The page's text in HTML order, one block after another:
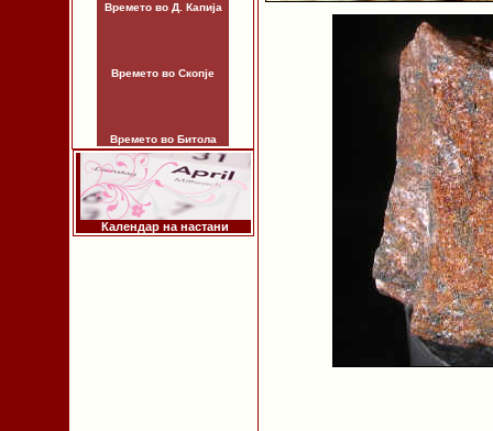
Времето во Д. Капија
Времето во Скопје
Времето во Битола
Календар на настани